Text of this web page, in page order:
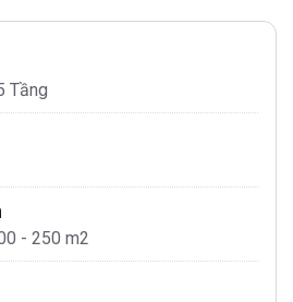
Tầng
- 250 m2